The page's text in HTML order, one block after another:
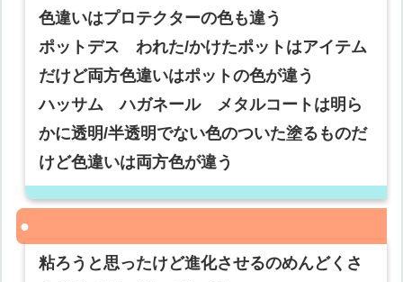
色違いはプロテクターの色も違う
ポットデス われた/かけたポットはアイテム
だけど両方色違いはポットの色が違う
ハッサム ハガネール メタルコートは明ら
かに透明/半透明でない色のついた塗るものだ
けど色違いは両方色が違う
粘ろうと思ったけど進化させるのめんどくさ